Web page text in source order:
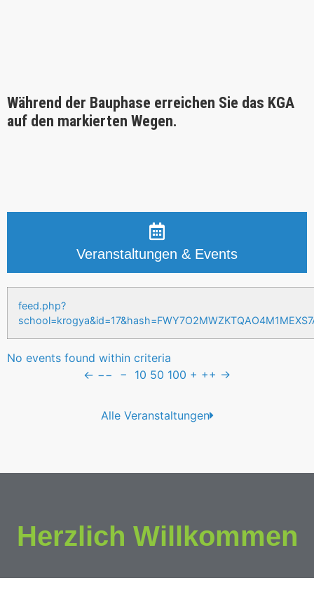
Während der Bauphase erreichen Sie das KGA
auf den markierten Wegen.
Veranstaltungen & Events
feed.php?
No events found within criteria
← −− − 10 50 100 + ++ →
Alle Veranstaltungen
Herzlich Willkommen